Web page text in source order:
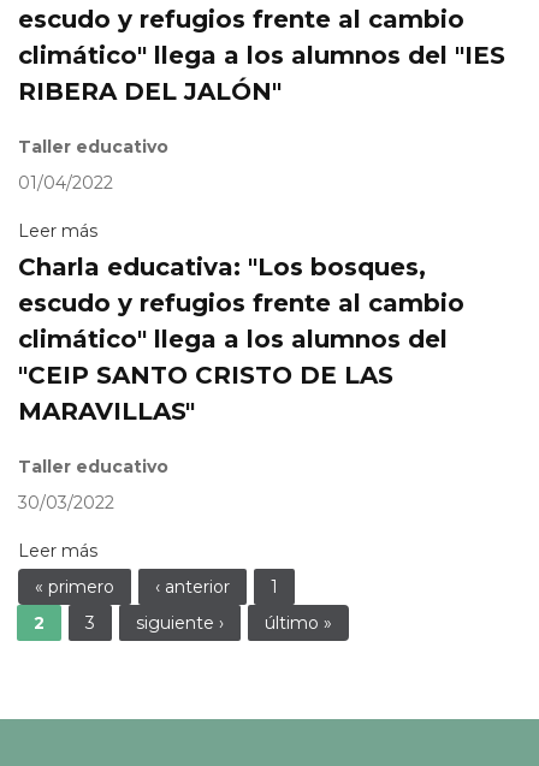
escudo y refugios frente al cambio
climático" llega a los alumnos del "IES
RIBERA DEL JALÓN"
Taller educativo
01/04/2022
Leer más
Charla educativa: "Los bosques,
escudo y refugios frente al cambio
climático" llega a los alumnos del
"CEIP SANTO CRISTO DE LAS
MARAVILLAS"
Taller educativo
30/03/2022
Leer más
Páginas
« primero ‹ anterior
1
2
3 siguiente › último »